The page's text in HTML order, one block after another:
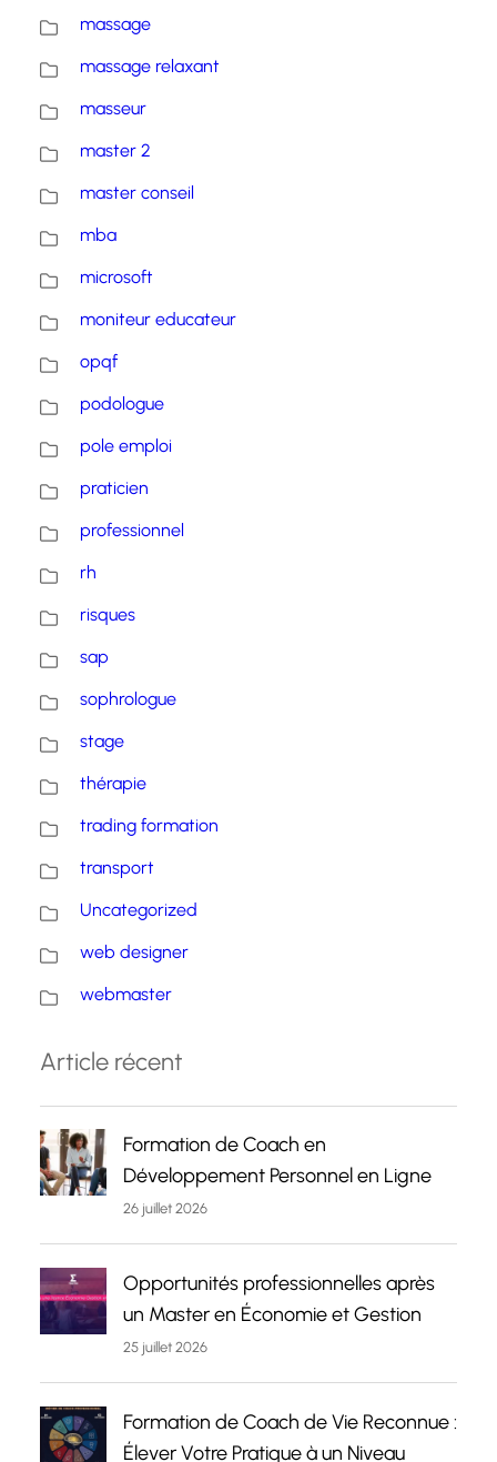
massage
massage relaxant
masseur
master 2
master conseil
mba
microsoft
moniteur educateur
opqf
podologue
pole emploi
praticien
professionnel
rh
risques
sap
sophrologue
stage
thérapie
trading formation
transport
Uncategorized
web designer
webmaster
Article récent
Formation de Coach en
Développement Personnel en Ligne
26 juillet 2026
Opportunités professionnelles après
un Master en Économie et Gestion
25 juillet 2026
Formation de Coach de Vie Reconnue :
Élever Votre Pratique à un Niveau